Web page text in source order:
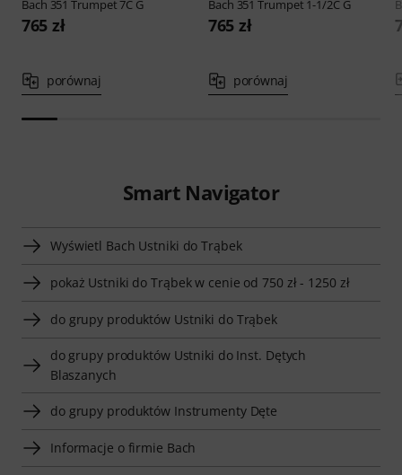
Bach 351 Trumpet 7C G
765 zł
porównaj
Bach 351 Trumpet 1-1/2C G
765 zł
porównaj
Smart Navigator
Wyświetl Bach Ustniki do Trąbek
pokaż Ustniki do Trąbek w cenie od 750 zł - 1250 zł
do grupy produktów Ustniki do Trąbek
do grupy produktów Ustniki do Inst. Dętych
Blaszanych
do grupy produktów Instrumenty Dęte
Informacje o firmie Bach